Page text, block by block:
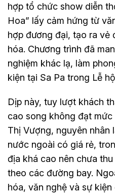
hợp tổ chức show diễn
Hoa” lấy cảm hứng từ
hợp đương đại, tạo ra vẻ
hóa. Chương trình đã
nghiệm khác lạ, làm
kiện tại Sa Pa trong Lễ
Dịp này, tuy lượt khách
cao song không đạt
Thị Vượng, nguyên nhân
nước ngoài có giá rẻ,
địa khá cao nên chưa
theo các đường bay.
hóa, văn nghệ và sự